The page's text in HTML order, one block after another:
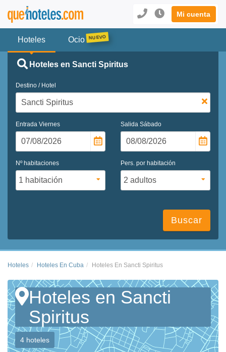
Mi cuenta
Hoteles Ocio
Hoteles en Sancti Spiritus
Destino / Hotel
Entrada Viernes Salida Sábado
Nº habitaciones Pers. por habitación
Buscar
Hoteles Hoteles En Cuba Hoteles En Sancti Spiritus
Hoteles en Sancti
Spiritus
4 hoteles